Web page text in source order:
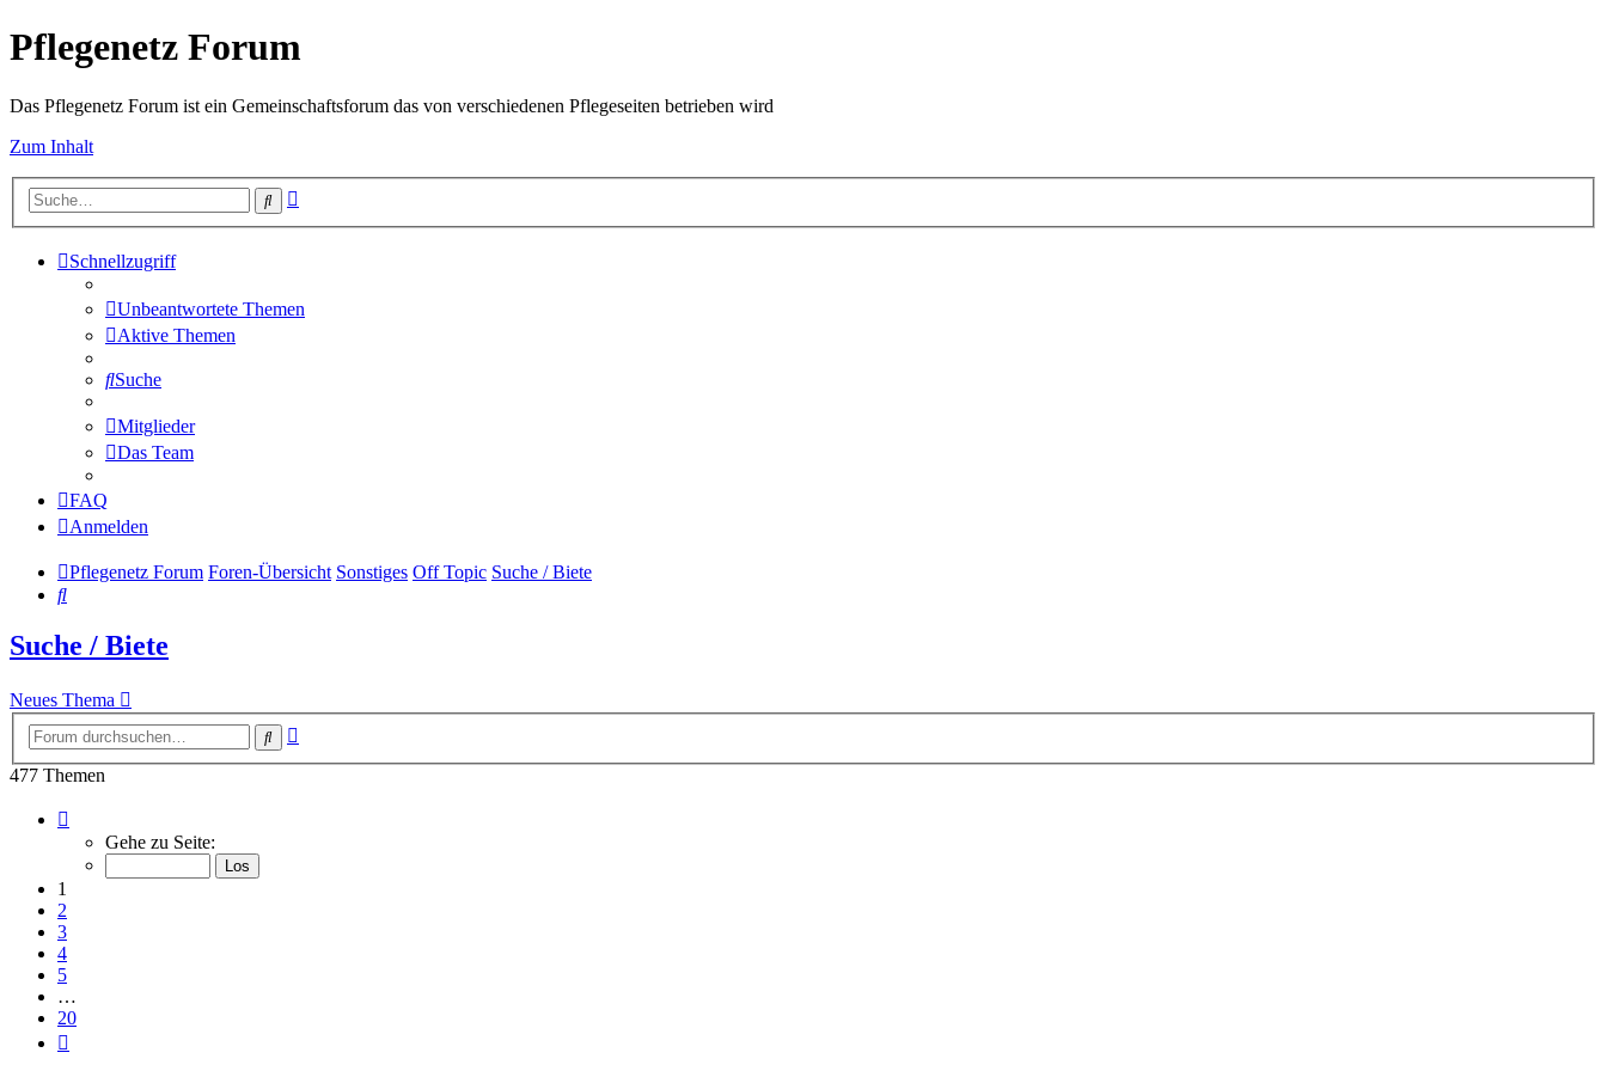
Pflegenetz Forum
Das Pflegenetz Forum ist ein Gemeinschaftsforum das von verschiedenen Pflegeseiten betrieben wird
Zum Inhalt
Suche
Schnellzugriff
Unbeantwortete Themen
Aktive Themen
Suche
Mitglieder
Das Team
FAQ
Anmelden
Pflegenetz Forum Foren-Übersicht Sonstiges Off Topic Suche / Biete
Suche
Suche / Biete
Neues Thema
Suche
477 Themen
von
Gehe zu Seite:
1
2
3
4
5
…
20